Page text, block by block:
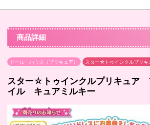
商品詳細
ドール・ハウス（プリキュア） スター☆トゥインクルプリキ
スター☆トゥインクルプリキュア
イル キュアミルキー